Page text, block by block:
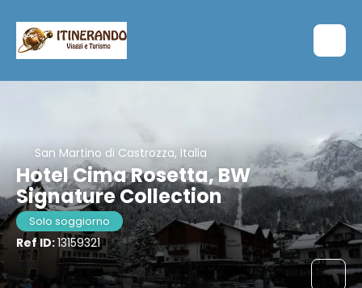
San Martino di Castrozza, Italia
Hotel Cima Rosetta, BW
Signature Collection
Solo soggiorno
Ref ID:13159321